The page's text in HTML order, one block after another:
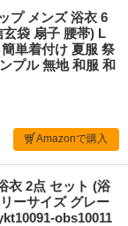
プ メンズ 浴衣 6
袋 扇子 腰帯) L
単着付け 夏服 祭
プル 無地 和服 和
Amazonで購入
衣 2点 セット (浴
ーサイズ グレー
obs10011